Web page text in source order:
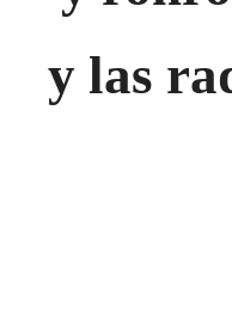
y las